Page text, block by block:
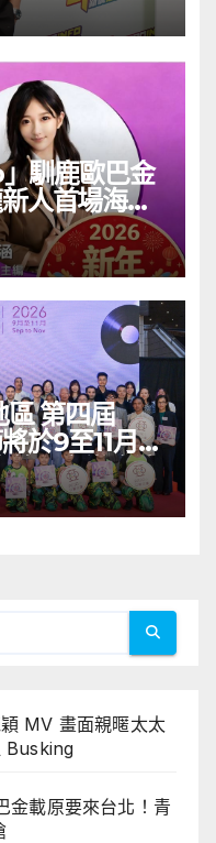
馴鹿歐巴金
人首場海外
屆
於9至11月舉
》音樂會演
恭碩良 聯同
國的KARDI
MV 畫面親暱太太
Busking
金載原要來台北！青